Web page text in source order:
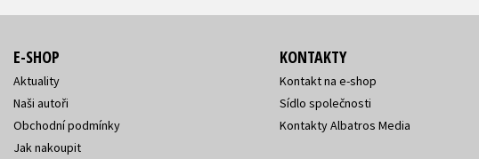
E-SHOP
Aktuality
Naši autoři
Obchodní podmínky
Jak nakoupit
KONTAKTY
Kontakt na e-shop
Sídlo společnosti
Kontakty Albatros Media